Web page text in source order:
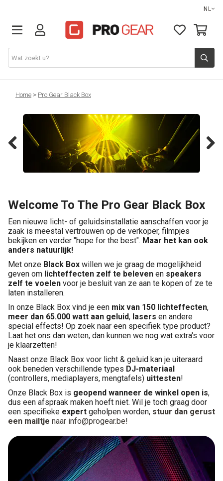
NL
DJ gear
Lights & effects
Sound
Opbergmateriaal
Kabels
Montage
Black Box
Projects
Over Pro Gear
Meer
New arrivals
B-stock
Pro Gear Lease
Winkel
Home > Pro Gear Black Box
Welcome To The Pro Gear Black Box
Een nieuwe licht- of geluidsinstallatie aanschaffen voor je
zaak is meestal vertrouwen op de verkoper, filmpjes
bekijken en verder "hope for the best". Maar het kan ook
anders natuurlijk!
Met onze Black Box willen we je graag de mogelijkheid
geven om lichteffecten zelf te beleven en speakers
zelf te voelen voor je besluit van ze aan te kopen of ze te
laten installeren.
In onze Black Box vind je een mix van 150 lichteffecten,
meer dan 65.000 watt aan geluid, lasers en andere
special effects! Op zoek naar een specifiek type product?
Laat het ons dan weten, dan kunnen we nog wat extra's voor
je klaarzetten!
Naast onze Black Box voor licht & geluid kan je uiteraard
ook beneden verschillende types DJ-materiaal
(controllers, mediaplayers, mengtafels) uittesten!
Onze Black Box is geopend wanneer de winkel open is,
dus een afspraak maken hoeft niet. Wil je toch graag door
een specifieke expert geholpen worden, stuur dan gerust
een mailtje naar info@progear.be!